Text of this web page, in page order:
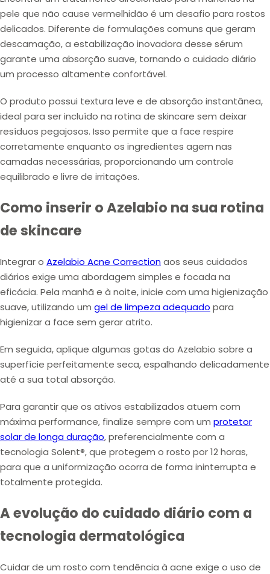
pele que não cause vermelhidão é um desafio para rostos
delicados. Diferente de formulações comuns que geram
descamação, a estabilização inovadora desse sérum
garante uma absorção suave, tornando o cuidado diário
um processo altamente confortável.
O produto possui textura leve e de absorção instantânea,
ideal para ser incluído na rotina de skincare sem deixar
resíduos pegajosos. Isso permite que a face respire
corretamente enquanto os ingredientes agem nas
camadas necessárias, proporcionando um controle
equilibrado e livre de irritações.
Como inserir o Azelabio na sua rotina
de skincare
Integrar o Azelabio Acne Correctionaos seus cuidados
diários exige uma abordagem simples e focada na
eficácia. Pela manhã e à noite, inicie com uma higienização
suave, utilizando um gel de limpeza adequado para
higienizar a face sem gerar atrito.
Em seguida, aplique algumas gotas do Azelabio sobre a
superfície perfeitamente seca, espalhando delicadamente
até a sua total absorção.
Para garantir que os ativos estabilizados atuem com
máxima performance, finalize sempre com um protetor
solar de longa duração, preferencialmente com a
tecnologia Solent®, que protegem o rosto por 12 horas,
para que a uniformização ocorra de forma ininterrupta e
totalmente protegida.
A evolução do cuidado diário com a
tecnologia dermatológica
Cuidar de um rosto com tendência à acne exige o uso de